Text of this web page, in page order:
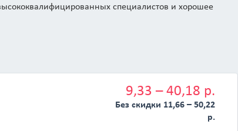
специалистов и хорошее
9,33 – 40,18 р.
Без скидки 11,66 – 50,22
р.